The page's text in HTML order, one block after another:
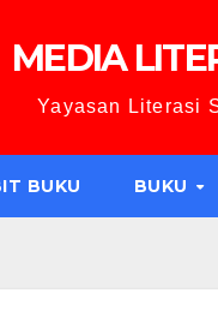
MEDIA
Yayasan Literasi
BUKU BUKU